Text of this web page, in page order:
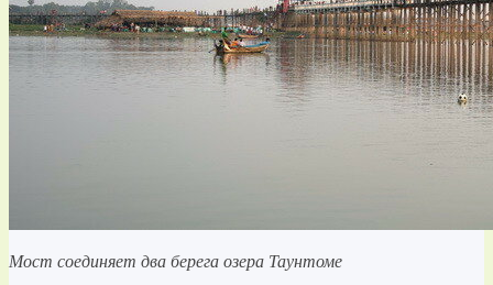
Мост соединяет два берега озера Таунтоме